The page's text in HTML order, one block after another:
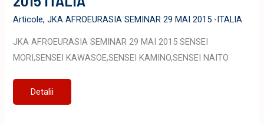
Articole,JKA AFROEURASIA SEMINAR 29 MAI 2015 -ITALIA
JKA AFROEURASIA SEMINAR 29 MAI 2015 SENSEI
MORI,SENSEI KAWASOE,SENSEI KAMINO,SENSEI NAITO
JKA
SEMINAR
Detalii